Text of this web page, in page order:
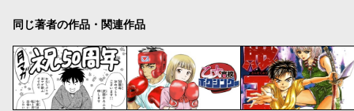
同じ著者の作品・関連作品